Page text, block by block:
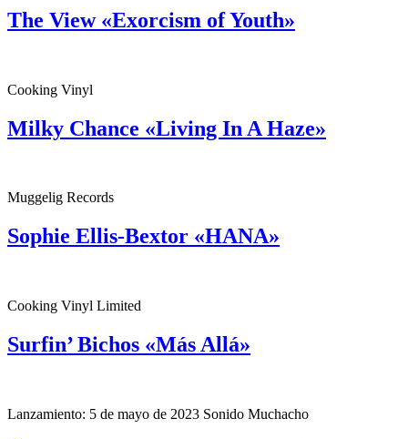
The View «Exorcism of Youth»
Cooking Vinyl
Milky Chance «Living In A Haze»
Muggelig Records
Sophie Ellis-Bextor «HANA»
Cooking Vinyl Limited
Surfin’ Bichos «Más Allá»
Lanzamiento: 5 de mayo de 2023 Sonido Muchacho